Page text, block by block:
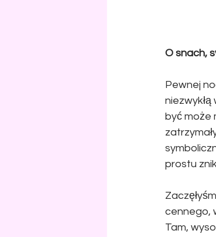
O snach,
Pewnej
być może
prostu
cennego,
Tam,